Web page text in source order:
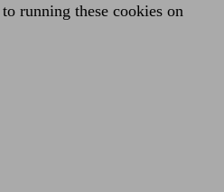
running these cookies on